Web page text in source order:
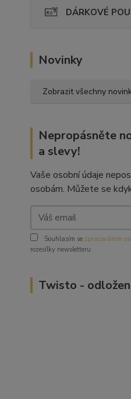
DÁRKOVÉ
Novinky
Zobrazit všechny
Nepropásněte
a slevy!
Vaše osobní údaje
osobám. Můžete se
Souhlasím se zpracováním
rozesílky newsletteru.
Twisto -